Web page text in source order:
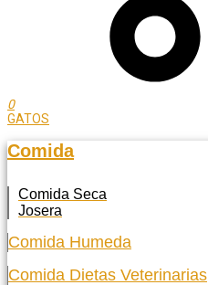
0
GATOS
Comida
Comida Seca
Josera
Comida Humeda
Comida Dietas Veterinarias